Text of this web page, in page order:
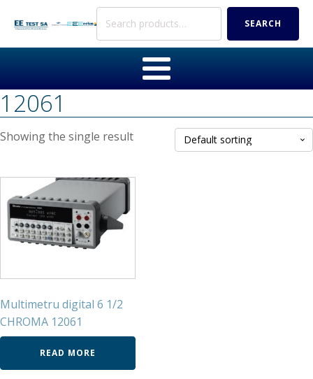
Search
SEARCH
12061
Showing the single result
Multimetru digital 6 1/2
CHROMA 12061
READ MORE